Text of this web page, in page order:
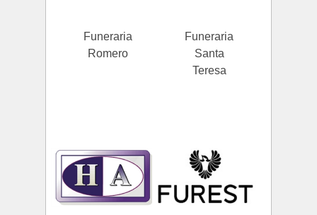
Funeraria
Romero
Funeraria
Santa
Teresa